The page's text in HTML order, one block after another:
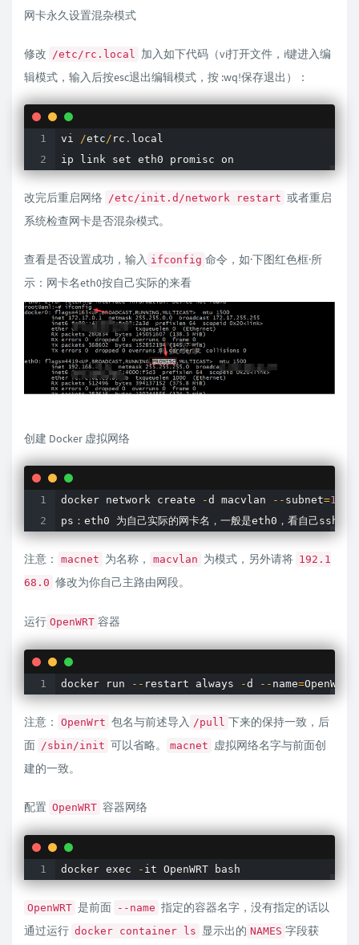
网卡永久设置混杂模式
修改 /etc/rc.local 加入如下代码（vi打开文件，i键进入编
辑模式，输入后按esc退出编辑模式，按 :wq!保存退出）：
vi /etc/ rc . local
ip link set eth0 promisc on
改完后重启网络 /etc/init.d/network restart 或者重启
系统检查网卡是否混杂模式。
查看是否设置成功，输入 ifconfig 命令，如·下图红色框·所
示：网卡名eth0按自己实际的来看
创建 Docker 虚拟网络
docker network create -d macvlan -- subnet=
ps：eth0 为自己实际的网卡名，一般是eth0，看自己ssh连
注意： macnet 为名称， macvlan 为模式，另外请将 192.1
68.0 修改为你自己主路由网段。
运行 OpenWRT 容器
docker run -- restart always -d -- name=OpenWRT
注意： OpenWrt 包名与前述导入 /pull 下来的保持一致，后
面 /sbin/init 可以省略。 macnet 虚拟网络名字与前面创
建的一致。
配置 OpenWRT 容器网络
docker exec - it OpenWRT bash
OpenWRT 是前面 --name 指定的容器名字，没有指定的话以
通过运行 docker container ls 显示出的 NAMES 字段获